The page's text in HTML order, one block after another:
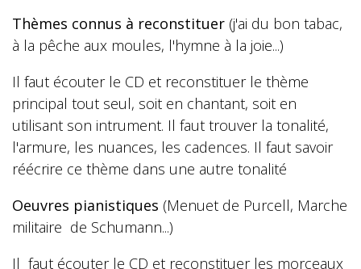
Thèmes connus à reconstituer (j'ai du bon tabac,
à la pêche aux moules, l'hymne à la joie...)
Il faut écouter le CD et reconstituer le thème
principal tout seul, soit en chantant, soit en
utilisant son intrument. Il faut trouver la tonalité,
l'armure, les nuances, les cadences. Il faut savoir
réécrire ce thème dans une autre tonalité
Oeuvres pianistiques (Menuet de Purcell, Marche
militaire de Schumann...)
Il faut écouter le CD et reconstituer les morceaux